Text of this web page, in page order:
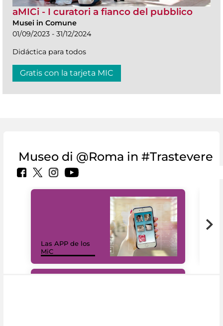
aMICi - I curatori a fianco del pubblico
Musei in Comune
01/09/2023 - 31/12/2024
Didáctica para todos
Gratis con la tarjeta MIC
Museo di @Roma in #Trastevere
Las APP de los
MiC